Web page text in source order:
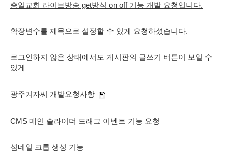
충일교회 라이브방송 get방식 on off 기능 개발 요청입니다.
확장변수를 제목으로 설정할 수 있게 요청하셨습니다.
로그인하지 않은 상태에서도 게시판의 글쓰기 버튼이 보일 수
있게
광주겨자씨 개발요청사항
CMS 메인 슬라이더 드래그 이벤트 기능 요청
섬네일 크롭 생성 기능